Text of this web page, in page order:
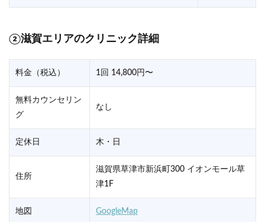
②滋賀エリアのクリニック詳細
料金（税込） 1回 14,800円〜
無料カウンセリン
グ
なし
定休日 木・日
住所
滋賀県草津市新浜町300 イオンモール草
津1F
地図 GoogleMap